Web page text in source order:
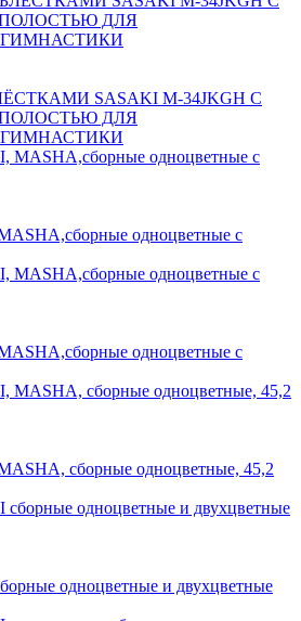
SASAKI M-34JKGH С
ДЛЯ
одноцветные с
одноцветные с
сборные одноцветные, 45,2
одноцветные и двухцветные